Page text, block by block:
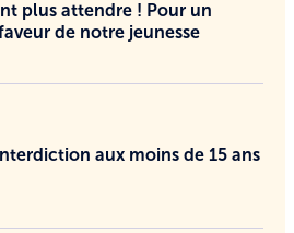
plus attendre ! Pour un
de notre jeunesse
aux moins de 15 ans